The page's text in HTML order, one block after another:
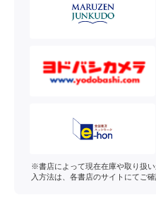
※書店によって現在在庫や取り扱
入方法は、各書店のサイトにてご確